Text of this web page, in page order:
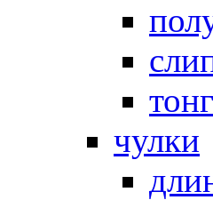
чулки